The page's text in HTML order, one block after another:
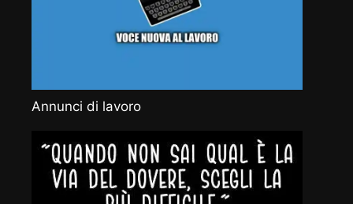
Annunci di lavoro